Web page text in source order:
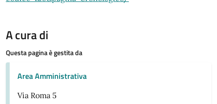
A cura di
Questa pagina è gestita da
Area Amministrativa
Via Roma 5